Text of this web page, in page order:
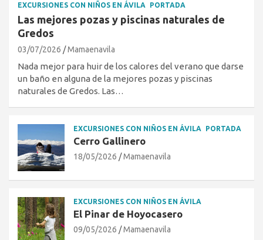
EXCURSIONES CON NIÑOS EN ÁVILA PORTADA
Las mejores pozas y piscinas naturales de
Gredos
03/07/2026 Mamaenavila
Nada mejor para huir de los calores del verano que darse
un baño en alguna de la mejores pozas y piscinas
naturales de Gredos. Las…
EXCURSIONES CON NIÑOS EN ÁVILA PORTADA
Cerro Gallinero
18/05/2026 Mamaenavila
EXCURSIONES CON NIÑOS EN ÁVILA
El Pinar de Hoyocasero
09/05/2026 Mamaenavila